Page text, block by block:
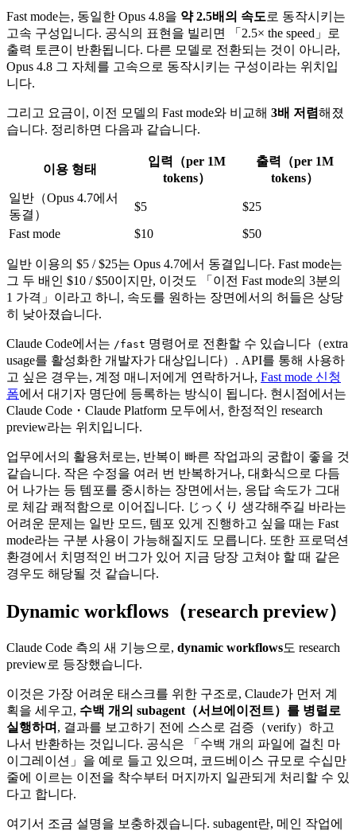
Fast mode는, 동일한 Opus 4.8을 약 2.5배의 속도로 동작시키는
고속 구성입니다. 공식의 표현을 빌리면 「2.5× the speed」로
출력 토큰이 반환됩니다. 다른 모델로 전환되는 것이 아니라,
Opus 4.8 그 자체를 고속으로 동작시키는 구성이라는 위치입
니다.
그리고 요금이, 이전 모델의 Fast mode와 비교해 3배 저렴해졌
습니다. 정리하면 다음과 같습니다.
이용 형태
입력（per 1M
tokens）
출력（per 1M
tokens）
일반（Opus 4.7에서
동결）
$5
$25
Fast mode
$10 $50
일반 이용의 $5 / $25는 Opus 4.7에서 동결입니다. Fast mode는
그 두 배인 $10 / $50이지만, 이것도 「이전 Fast mode의 3분의
1 가격」이라고 하니, 속도를 원하는 장면에서의 허들은 상당
히 낮아졌습니다.
Claude Code에서는 /fast 명령어로 전환할 수 있습니다（extra
usage를 활성화한 개발자가 대상입니다）. API를 통해 사용하
고 싶은 경우는, 계정 매니저에게 연락하거나, Fast mode 신청
폼에서 대기자 명단에 등록하는 방식이 됩니다. 현시점에서는
Claude Code・Claude Platform 모두에서, 한정적인 research
preview라는 위치입니다.
업무에서의 활용처로는, 반복이 빠른 작업과의 궁합이 좋을 것
같습니다. 작은 수정을 여러 번 반복하거나, 대화식으로 다듬
어 나가는 등 템포를 중시하는 장면에서는, 응답 속도가 그대
로 체감 쾌적함으로 이어집니다. じっくり 생각해주길 바라는
어려운 문제는 일반 모드, 템포 있게 진행하고 싶을 때는 Fast
mode라는 구분 사용이 가능해질지도 모릅니다. 또한 프로덕션
환경에서 치명적인 버그가 있어 지금 당장 고쳐야 할 때 같은
경우도 해당될 것 같습니다.
Dynamic workflows（research preview）
Claude Code 측의 새 기능으로, dynamic workflows도 research
preview로 등장했습니다.
이것은 가장 어려운 태스크를 위한 구조로, Claude가 먼저 계
획을 세우고, 수백 개의 subagent（서브에이전트）를 병렬로
실행하며 , 결과를 보고하기 전에 스스로 검증（verify）하고
나서 반환하는 것입니다. 공식은 「수백 개의 파일에 걸친 마
이그레이션」을 예로 들고 있으며, 코드베이스 규모로 수십만
줄에 이르는 이전을 착수부터 머지까지 일관되게 처리할 수 있
다고 합니다.
여기서 조금 설명을 보충하겠습니다. subagent란, 메인 작업에